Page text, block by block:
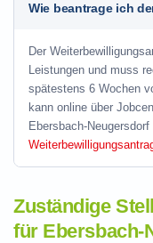
Wie beantrage ich
Der
Leistungen und muss
spätestens 6 Wochen
kann online über
Ebersbach-
Zuständige
für Ebersbach-